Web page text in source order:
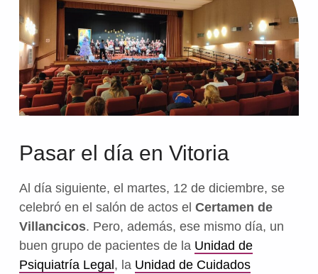
Pasar el día en Vitoria
Al día siguiente, el martes, 12 de diciembre, se
celebró en el salón de actos el Certamen de
Villancicos. Pero, además, ese mismo día, un
buen grupo de pacientes de la Unidad de
Psiquiatría Legal , la Unidad de Cuidados